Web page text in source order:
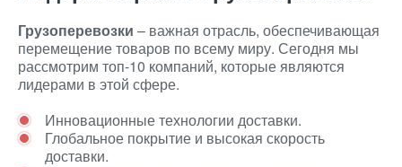
Грузоперевозки – важная отрасль, обеспечивающая
перемещение товаров по всему миру. Сегодня мы
рассмотрим топ-10 компаний, которые являются
лидерами в этой сфере.
Инновационные технологии доставки.
Глобальное покрытие и высокая скорость
доставки.